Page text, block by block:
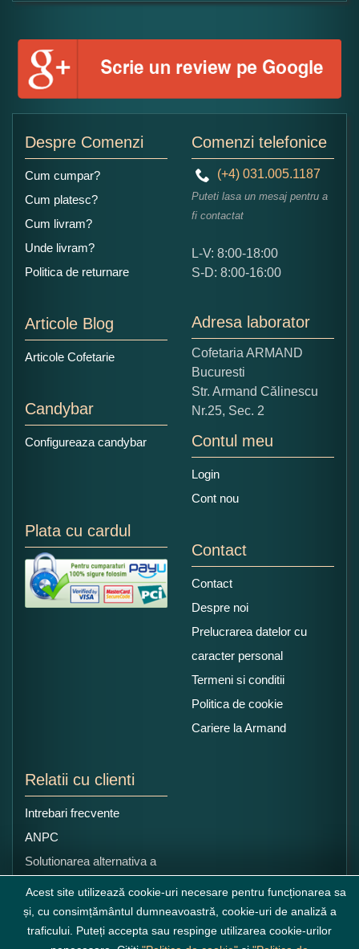
Formular pareri client
Numele dumneavoastra:
Ce nota acordati acestui produs?
5
Copiati alaturi numarul din imagine:
Despre Comenzi
Cum cumpar?
Cum platesc?
Cum livram?
Unde livram?
Politica de returnare
Articole Blog
Articole Cofetarie
Candybar
Configureaza candybar
Comenzi telefonice
(+4) 031.005.1187
Puteti lasa un mesaj pentru a
fi contactat
L-V: 8:00-18:00
S-D: 8:00-16:00
Adresa laborator
Cofetaria ARMAND
Bucuresti
Str. Armand Călinescu
Nr.25, Sec. 2
Contul meu
Login
Cont nou
Plata cu cardul
Contact
Contact
Despre noi
Prelucrarea datelor cu
caracter personal
Termeni si conditii
Politica de cookie
Cariere la Armand
Relatii cu clienti
Intrebari frecvente
ANPC
Solutionarea alternativa a
litigiilor
Acest site utilizează cookie-uri necesare pentru funcționarea sa
și, cu consimțământul dumneavoastră, cookie-uri de analiză a
traficului. Puteți accepta sau respinge utilizarea cookie-urilor